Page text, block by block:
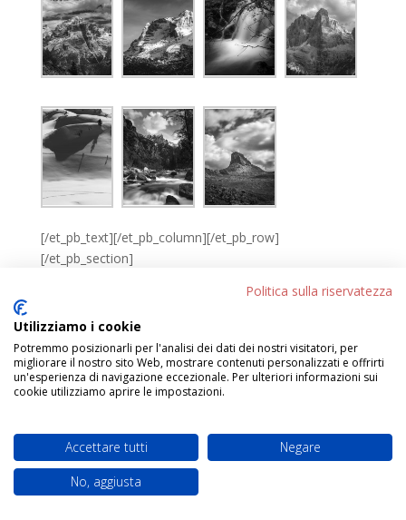
[/et_pb_text][/et_pb_column][/et_pb_row]
[/et_pb_section]
←MARIAGRAZIA BERUFFI – Chinese Whispers
MASSIMO SOLETTI – Tschass→
Progettato daElegant Themes| Sviluppato da
Politica sulla riservatezza
Utilizziamo i cookie
Potremmo posizionarli per l'analisi dei dati dei nostri visitatori, per
migliorare il nostro sito Web, mostrare contenuti personalizzati e offrirti
un'esperienza di navigazione eccezionale. Per ulteriori informazioni sui
cookie utilizziamo aprire le impostazioni.
Accettare tutti
Negare
No, aggiusta